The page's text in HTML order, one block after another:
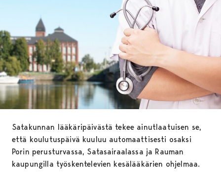
Satakunnan lääkäripäivästä tekee ainutlaatuisen se,
että koulutuspäivä kuuluu automaattisesti osaksi
Porin perusturvassa, Satasairaalassa ja Rauman
kaupungilla työskentelevien kesälääkärien ohjelmaa.